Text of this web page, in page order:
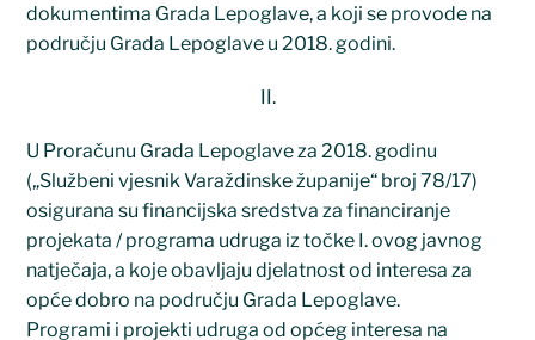
dokumentima Grada Lepoglave, a koji se provode na
području Grada Lepoglave u 2018. godini.
II.
U Proračunu Grada Lepoglave za 2018. godinu
(„Službeni vjesnik Varaždinske županije“ broj 78/17)
osigurana su financijska sredstva za financiranje
projekata / programa udruga iz točke I. ovog javnog
natječaja, a koje obavljaju djelatnost od interesa za
opće dobro na području Grada Lepoglave.
Programi i projekti udruga od općeg interesa na